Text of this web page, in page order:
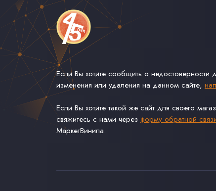
Если Вы хотите сообщить о недостоверности
изменения или удаления на данном сайте,
Если Вы хотите такой же сайт для своего
свяжитесь с нами через форму обратной
МаркетВинила.